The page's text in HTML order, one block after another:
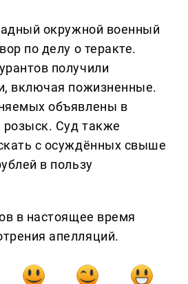
окружной военный
по делу о теракте.
получили
включая пожизненные.
объявлены в
Суд также
с осуждённых свыше
в пользу
в настоящее время
апелляций.